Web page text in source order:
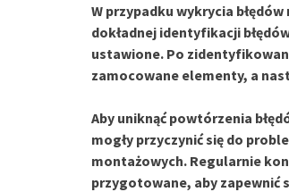
W przypadku wykrycia
dokładnej identyfikacji
ustawione. Po
zamocowane elementy, a
Aby uniknąć powtórzenia
mogły przyczynić się do
montażowych. Regularnie
przygotowane, aby zapewnić